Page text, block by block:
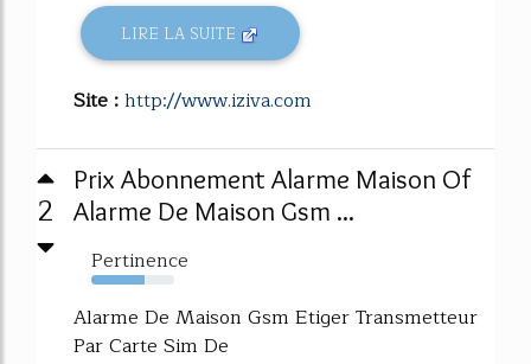
LIRE LA SUITE
Site :http://www.iziva.com
2
Prix Abonnement Alarme Maison Of
Alarme De Maison Gsm ...
Pertinence
64%
Alarme De Maison Gsm Etiger Transmetteur
Par Carte Sim De